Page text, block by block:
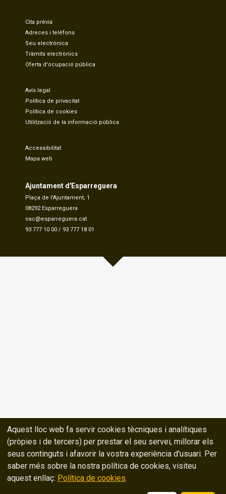
Cita prèvia
Adreces i telèfons
Seu electrònica
Tràmits electrònics
Oferta d'ocupació pública
Avís legal
Política de privacitat
Política de cookies
Utilització de la informació pública
Accessibilitat
Mapa web
Ajuntament d'Esparreguera
Plaça de l'Ajuntament, 1
08292 Esparreguera
oac@esparreguera.cat
93 777 10 00 / 93 777 18 01
Aquest lloc web fa servir cookies tècniques i analítiques
(pròpies i de tercers) per prestar el seu servei, millorar els
seus continguts i afavorir la vostra experiència d'usuari. Per
saber més sobre la nostra política de cookies, visiteu
aquest enllaç: Política de cookies.